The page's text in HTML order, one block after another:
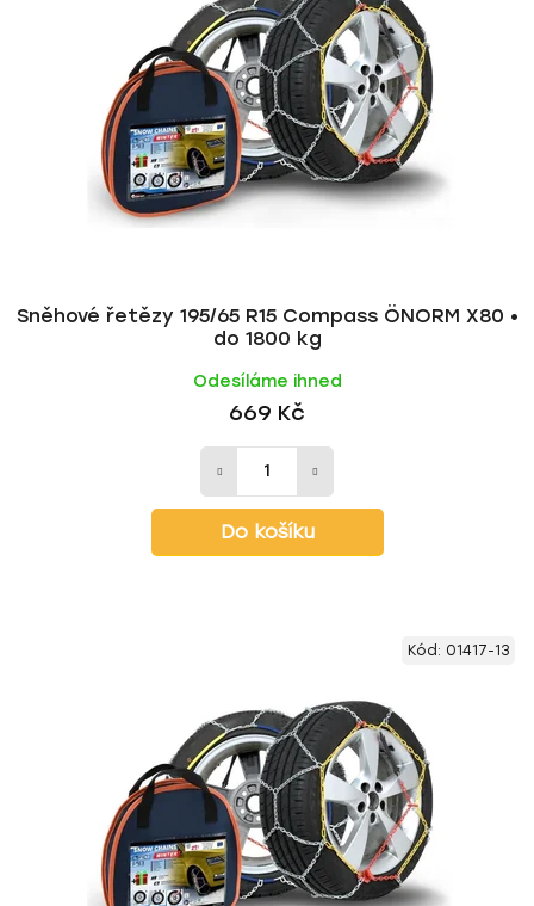
Sněhové řetězy 195/65 R15 Compass ÖNORM X80 •
do 1800 kg
Odesíláme ihned
669 Kč
Do košíku
Kód: 01417-13